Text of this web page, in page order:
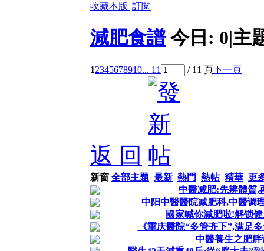
收藏本版 |訂閱
減肥食譜 今日: 0|主
12345678910... 11 / 11 頁下一頁
返 回
新窗 全部主題 最新 熱門 熱帖 精華 更
中醫减肥:先辨體質,
中阳中醫醫院减肥科,中醫调
國家喊你減肥啦!解锁
《重庆醫院“多管齐下”,满足
中醫養生之肥胖